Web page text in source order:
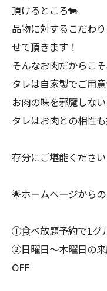
頂けるところ🐄
品物に対するこだわ
せて頂きます！
そんなお肉だからこ
タレは自家製でご用意
お肉の味を邪魔しな
タレはお肉との相性
存分にご堪能ください
🌟ホームページから
①食べ放題予約で1グ
②日曜日〜木曜日の
OFF